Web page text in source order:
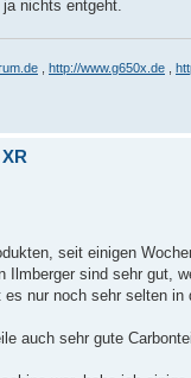
nichts entgeht.
http://www.g650x.de
seit einigen
sind sehr gut,
nur noch sehr selten in
auch sehr gute